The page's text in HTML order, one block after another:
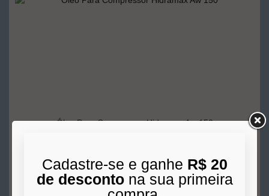
Óleo Para Compressor Hidramax Aw 150
R$ 50,00
5xdeR$ 10,00s/juros no cartão
Cadastre-se e ganhe R$ 20
de descontona sua primeira